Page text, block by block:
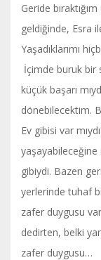
Geride
geldiğinde, Esra
Yaşadıklarımı
İçimde buruk bir
küçük başarı
dönebilecektim.
Ev gibisi var
gibiydi. Bazen
yerlerinde tuhaf
zafer duygusu
dedirten, belki
zafer duygusu…